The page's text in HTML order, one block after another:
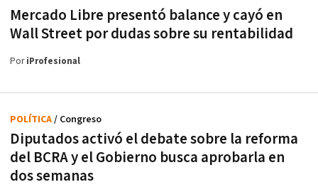
Mercado Libre presentó balance y cayó en
Wall Street por dudas sobre su rentabilidad
PoriProfesional
Diputados activó el debate sobre la reforma
del BCRA y el Gobierno busca aprobarla en
dos semanas
POLÍTICA/ Congreso